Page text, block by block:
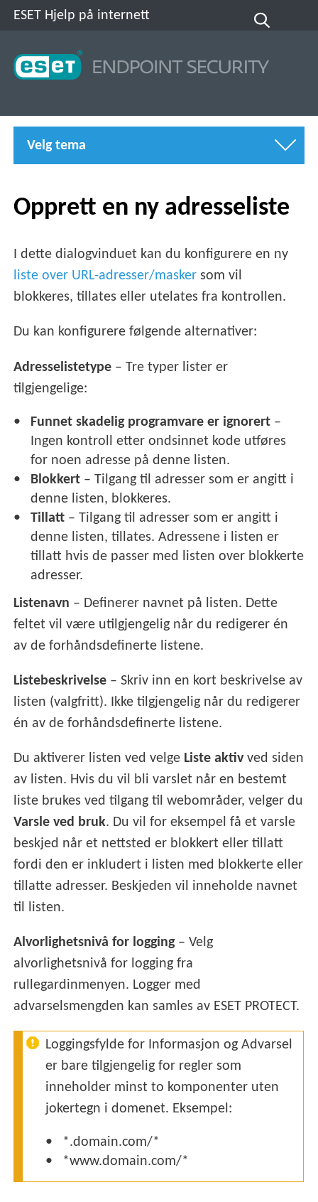
ESET Hjelp på internett
Velg tema
Opprett en ny adresseliste
I dette dialogvinduet kan du konfigurere en ny
liste over URL-adresser/masker som vil
blokkeres, tillates eller utelates fra kontrollen.
Du kan konfigurere følgende alternativer:
Adresselistetype – Tre typer lister er
tilgjengelige:
Funnet skadelig programvare er ignorert –
Ingen kontroll etter ondsinnet kode utføres
for noen adresse på denne listen.
Blokkert – Tilgang til adresser som er angitt i
denne listen, blokkeres.
Tillatt – Tilgang til adresser som er angitt i
denne listen, tillates. Adressene i listen er
tillatt hvis de passer med listen over blokkerte
adresser.
Listenavn – Definerer navnet på listen. Dette
feltet vil være utilgjengelig når du redigerer én
av de forhåndsdefinerte listene.
Listebeskrivelse – Skriv inn en kort beskrivelse av
listen (valgfritt). Ikke tilgjengelig når du redigerer
én av de forhåndsdefinerte listene.
Du aktiverer listen ved velge Liste aktivved siden
av listen. Hvis du vil bli varslet når en bestemt
liste brukes ved tilgang til webområder, velger du
Varsle ved bruk. Du vil for eksempel få et varsle
beskjed når et nettsted er blokkert eller tillatt
fordi den er inkludert i listen med blokkerte eller
tillatte adresser. Beskjeden vil inneholde navnet
til listen.
Alvorlighetsnivå for logging– Velg
alvorlighetsnivå for logging fra
rullegardinmenyen. Logger med
advarselsmengden kan samles av ESET PROTECT.
Loggingsfylde for Informasjon og Advarsel
er bare tilgjengelig for regler som
inneholder minst to komponenter uten
jokertegn i domenet. Eksempel:
*.domain.com/*
*www.domain.com/*